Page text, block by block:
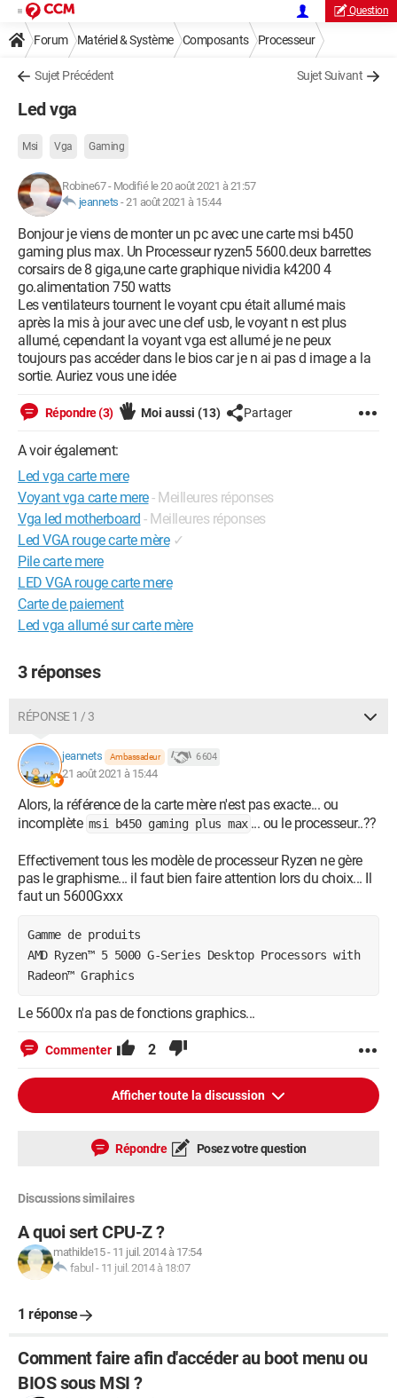
Question
Forum Matériel & Système Composants Processeur
Sujet Précédent Sujet Suivant
Led vga
Msi Vga Gaming
Robine67- Modifié le 20 août 2021 à 21:57
jeannets -21 août 2021 à 15:44
Bonjour je viens de monter un pc avec une carte msi b450
gaming plus max. Un Processeur ryzen5 5600.deux barrettes
corsairs de 8 giga,une carte graphique nividia k4200 4
go.alimentation 750 watts
Les ventilateurs tournent le voyant cpu était allumé mais
après la mis à jour avec une clef usb, le voyant n est plus
allumé, cependant la voyant vga est allumé je ne peux
toujours pas accéder dans le bios car je n ai pas d image a la
sortie. Auriez vous une idée
Répondre (3) Moi aussi (13) Partager
A voir également:
Led vga carte mere
Voyant vga carte mere- Meilleures réponses
Vga led motherboard - Meilleures réponses
Led VGA rouge carte mère ✓
Pile carte mere
LED VGA rouge carte mere
Carte de paiement
Led vga allumé sur carte mère
3 réponses
RÉPONSE 1 / 3
jeannets Ambassadeur 6 604
21 août 2021 à 15:44
Alors, la référence de la carte mère n'est pas exacte... ou
incomplète msi b450 gaming plus max ... ou le processeur..??
Effectivement tous les modèle de processeur Ryzen ne gère
pas le graphisme... il faut bien faire attention lors du choix... Il
faut un 5600Gxxx
Gamme de produits
AMD Ryzen™ 5 5000 G-Series Desktop Processors with
Radeon™ Graphics
Le 5600x n'a pas de fonctions graphics...
Commenter 2
Afficher toute la discussion
Répondre Posez votre question
Discussions similaires
A quoi sert CPU-Z ?
mathilde15- 11 juil. 2014 à 17:54
fabul - 11 juil. 2014 à 18:07
1 réponse
Comment faire afin d'accéder au boot menu ou
BIOS sous MSI ?